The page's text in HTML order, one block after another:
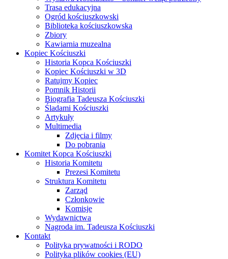
Trasa edukacyjna
Ogród kościuszkowski
Biblioteka kościuszkowska
Zbiory
Kawiarnia muzealna
Kopiec Kościuszki
Historia Kopca Kościuszki
Kopiec Kościuszki w 3D
Ratujmy Kopiec
Pomnik Historii
Biografia Tadeusza Kościuszki
Śladami Kościuszki
Artykuły
Multimedia
Zdjęcia i filmy
Do pobrania
Komitet Kopca Kościuszki
Historia Komitetu
Prezesi Komitetu
Struktura Komitetu
Zarząd
Członkowie
Komisje
Wydawnictwa
Nagroda im. Tadeusza Kościuszki
Kontakt
Polityka prywatności i RODO
Polityka plików cookies (EU)